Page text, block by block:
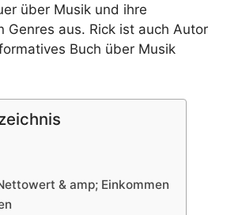
über Musik und ihre
Genres aus. Rick ist auch Autor
Buch über Musik
& amp; Einkommen